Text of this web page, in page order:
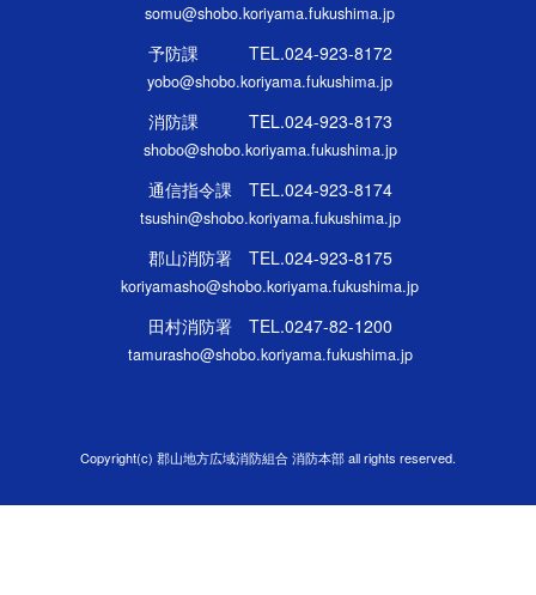
somu@shobo.koriyama.fukushima.jp
予防課 TEL.024-923-8172
yobo@shobo.koriyama.fukushima.jp
消防課 TEL.024-923-8173
shobo@shobo.koriyama.fukushima.jp
通信指令課 TEL.024-923-8174
tsushin@shobo.koriyama.fukushima.jp
郡山消防署 TEL.024-923-8175
koriyamasho@shobo.koriyama.fukushima.jp
田村消防署 TEL.0247-82-1200
tamurasho@shobo.koriyama.fukushima.jp
Copyright(c) 郡山地方広域消防組合 消防本部 all rights reserved.